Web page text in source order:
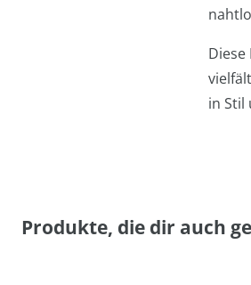
in Stil
Produkte, die dir auch